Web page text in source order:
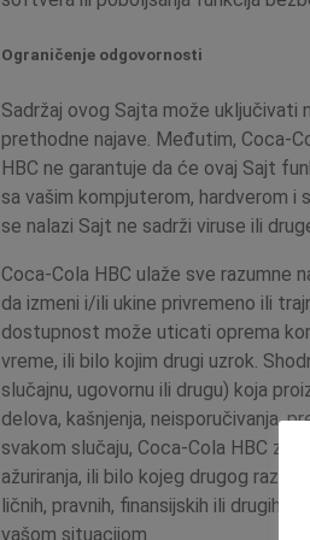
Ograničenje odgovornosti
Sadržaj ovog Sajta može
prethodne najave. Međutim, Coca-
HBC ne garantuje da će ovaj Sajt
sa vašim kompjuterom, hardverom
se nalazi Sajt ne sadrži viruse ili
Coca-Cola HBC ulaže sve razumne
da izmeni i/ili ukine privremeno ili
dostupnost može uticati oprema
vreme, ili bilo kojim drugi uzrok.
slučajnu, ugovornu ili drugu) koja
delova, kašnjenja, neisporučivanja,
svakom slučaju, Coca-Cola HBC
ažuriranja, ili bilo kojeg drugog
ličnih, pravnih, finansijskih ili drugih
vašom situacijom.